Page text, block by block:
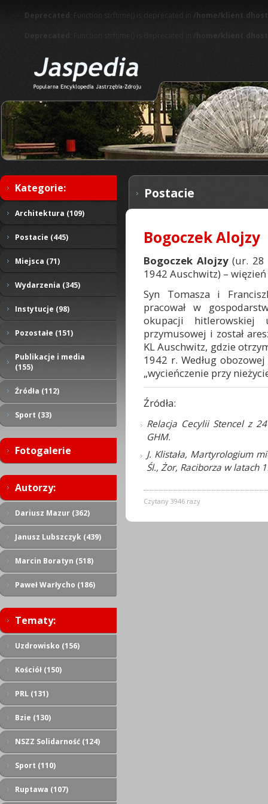
Deprecated : Function strftime() is deprecated in /home/
Kategorie:
Architektura (109)
Postacie (445)
Miejsca (71)
Wydarzenia (345)
Instytucje (98)
Pozostałe (151)
Publikacje i media
(155)
Źródła (112)
Sport (33)
Fotogalerie
Autorzy:
Dariusz Mazur (362)
Janusz Lubszczyk (439)
Marcin Boratyn (518)
Paweł Warłycho (186)
Tematy:
Uzdrowisko (156)
Kościół (150)
PRL (131)
Bzie (130)
NSZZ Solidarność (124)
Sport (110)
Ruptawa (107)
Postacie
Bogoczek Alojzy
Bogoczek Alojzy(ur. 28
1942 Auschwitz) –
Syn Tomasza i
pracował w
okupacji hitlerowskiej
przymusowej i został
KL Auschwitz, gdzie
1942 r. Według
„wycieńczenie przy
Źródła:
Relacja Cecylii Stencel z
GHM.
J. Klistała, Martyrologium
Śl., Żor, Raciborza w latach
Czytany 3946 razy